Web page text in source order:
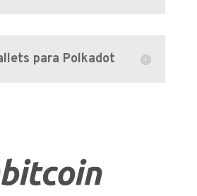
para Polkadot